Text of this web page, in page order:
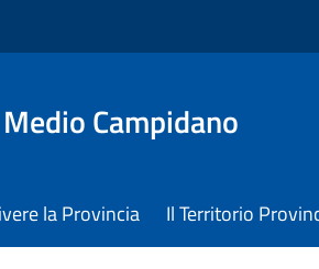
Campidano
la Provincia Il Territorio